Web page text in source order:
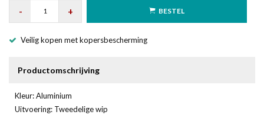
- + BESTEL
Veilig kopen met kopersbescherming
Productomschrijving
Kleur: Aluminium
Uitvoering: Tweedelige wip